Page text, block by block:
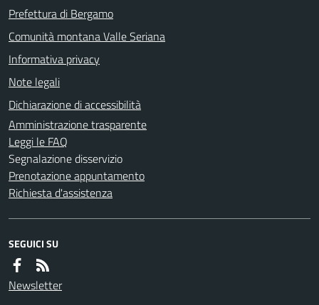
Prefettura di Bergamo
Comunità montana Valle Seriana
Informativa privacy
Note legali
Dichiarazione di accessibilità
Amministrazione trasparente
Leggi le FAQ
Segnalazione disservizio
Prenotazione appuntamento
Richiesta d'assistenza
SEGUICI SU
Newsletter